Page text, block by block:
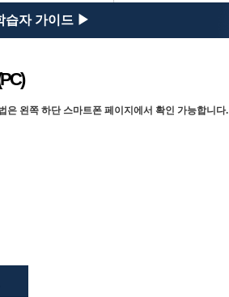
습자 가이드 ▶
은 왼쪽 하단 스마트폰 페이지에서 확인 가능합니다.